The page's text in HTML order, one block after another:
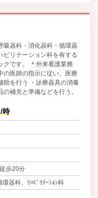
吸器科・消化器科・循環器
ビリテーション科を有する
クです。 ＊外来看護業務
の医師の指示に従い、医療
助を行う ・診療器具の消毒
の補充と準備などを行う。
時
歩20分
器科、ﾘﾊﾋﾞﾘﾃｰｼｮﾝ科